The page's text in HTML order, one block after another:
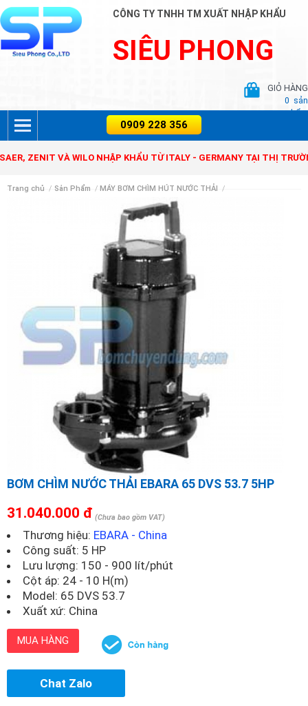
CÔNG TY TNHH TM XUẤT NHẬP KHẨU
SIÊU PHONG
GIỎ HÀNG
0 sản
phẩm
ZENIT VÀ WILO NHẬP KHẨU TỪ ITALY - GERMANY TẠI THỊ TRƯỜNG
Trang chủ / Sản Phẩm / MÁY BƠM CHÌM HÚT NƯỚC THẢI /
BƠM CHÌM NƯỚC THẢI EBARA 65 DVS 53.7 5HP
31.040.000 đ (Chưa bao gồm VAT)
Thương hiệu: EBARA - China
Công suất: 5 HP
Lưu lượng: 150 - 900 lít/phút
Cột áp: 24 - 10 H(m)
Model: 65 DVS 53.7
Xuất xứ: China
MUA HÀNG
Chat Zalo